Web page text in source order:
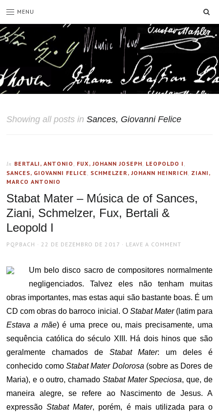
MENU
Showing all posts inSances, Giovanni Felice
In BERTALI, ANTONIO , FUX, JOHANN JOSEPH, LEOPOLDO I ,
SANCES, GIOVANNI FELICE , SCHMELZER, JOHANN HEINRICH, ZIANI,
MARCO ANTONIO
Stabat Mater – Música de of Sances,
Ziani, Schmelzer, Fux, Bertali &
Leopold I
AUTHOR
PQPBACH
POSTED
22 DE DEZEMBRO DE 2017 LEAVE A COMMENT
Um belo disco sacro de compositores normalmente
negligenciados. Talvez eles não tenham muitas
obras importantes, mas estas aqui são bastante boas. É um
CD com obras do barroco inicial. O Stabat Mater(latim para
Estava a mãe) é uma prece ou, mais precisamente, uma
sequência católica do século XIII. Há dois hinos que são
geralmente chamados de Stabat Mater: um deles é
conhecido como Stabat Mater Dolorosa (sobre as Dores de
Maria), e o outro, chamado Stabat Mater Speciosa, que, de
maneira alegre, se refere ao Nascimento de Jesus. A
expressãoStabat Mater, porém, é mais utilizada para o